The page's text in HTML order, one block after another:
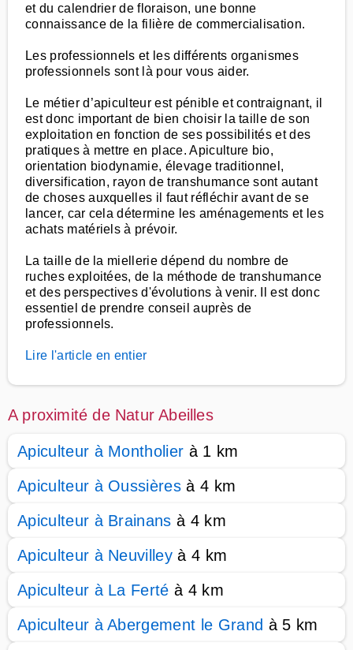
et du calendrier de floraison, une bonne
connaissance de la filière de commercialisation.
Les professionnels et les différents organismes
professionnels sont là pour vous aider.
Le métier d’apiculteur est pénible et contraignant, il
est donc important de bien choisir la taille de son
exploitation en fonction de ses possibilités et des
pratiques à mettre en place. Apiculture bio,
orientation biodynamie, élevage traditionnel,
diversification, rayon de transhumance sont autant
de choses auxquelles il faut réfléchir avant de se
lancer, car cela détermine les aménagements et les
achats matériels à prévoir.
La taille de la miellerie dépend du nombre de
ruches exploitées, de la méthode de transhumance
et des perspectives d'évolutions à venir. Il est donc
essentiel de prendre conseil auprès de
professionnels.
Lire l'article en entier
A proximité de Natur Abeilles
Apiculteur à Montholier à 1 km
Apiculteur à Oussières à 4 km
Apiculteur à Brainans à 4 km
Apiculteur à Neuvilley à 4 km
Apiculteur à La Ferté à 4 km
Apiculteur à Abergement le Grand à 5 km